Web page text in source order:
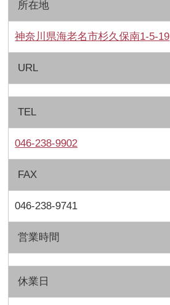
所在地
神奈川県海老名市杉久保南1-5-19
URL
TEL
046-238-9902
FAX
046-238-9741
営業時間
休業日